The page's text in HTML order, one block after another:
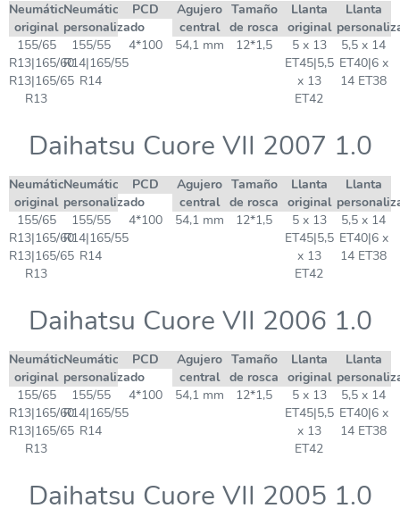
Neumático
original
Neumático
personalizado
PCD
Agujero
central
Tamaño
de rosca
Llanta
original
Llanta
155/65
R13|165/60
R13|165/65
R13
155/55
R14|165/55
R14
4*100 54,1 mm 12*1,5
5 x 13
ET45|5,5
x 13
ET42
5,5 x 14
ET40|6 x
14 ET38
Daihatsu Cuore VII 2007 1.0
Neumático
original
Neumático
personalizado
PCD
Agujero
central
Tamaño
de rosca
Llanta
original
Llanta
155/65
R13|165/60
R13|165/65
R13
155/55
R14|165/55
R14
4*100 54,1 mm 12*1,5
5 x 13
ET45|5,5
x 13
ET42
5,5 x 14
ET40|6 x
14 ET38
Daihatsu Cuore VII 2006 1.0
Neumático
original
Neumático
personalizado
PCD
Agujero
central
Tamaño
de rosca
Llanta
original
Llanta
155/65
R13|165/60
R13|165/65
R13
155/55
R14|165/55
R14
4*100 54,1 mm 12*1,5
5 x 13
ET45|5,5
x 13
ET42
5,5 x 14
ET40|6 x
14 ET38
Daihatsu Cuore VII 2005 1.0